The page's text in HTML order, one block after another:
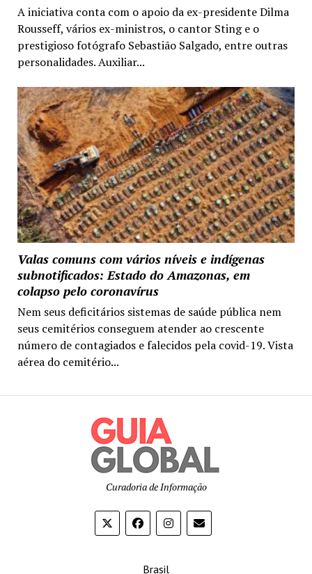
A iniciativa conta com o apoio da ex-presidente Dilma
Rousseff, vários ex-ministros, o cantor Sting e o
prestigioso fotógrafo Sebastião Salgado, entre outras
personalidades. Auxiliar...
Valas comuns com vários níveis e indígenas
subnotificados: Estado do Amazonas, em
colapso pelo coronavírus
Nem seus deficitários sistemas de saúde pública nem
seus cemitérios conseguem atender ao crescente
número de contagiados e falecidos pela covid-19. Vista
aérea do cemitério...
Curadoria de Informação
Brasil